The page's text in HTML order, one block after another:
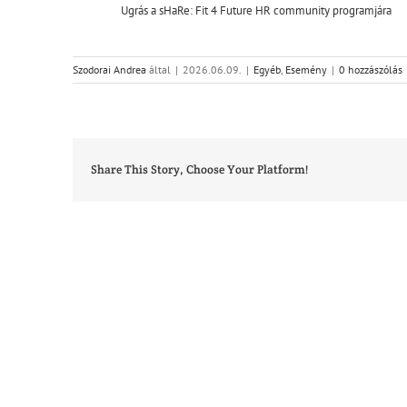
Ugrás a sHaRe: Fit 4 Future HR community programjára
Szodorai Andrea által | 2026.06.09. | Egyéb, Esemény | 0 hozzászólás
Share This Story, Choose Your Platform!